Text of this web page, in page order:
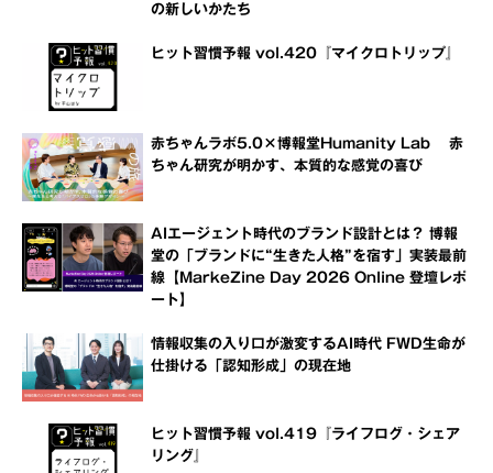
の新しいかたち
ヒット習慣予報 vol.420『マイクロトリップ』
赤ちゃんラボ5.0×博報堂Humanity Lab 赤
ちゃん研究が明かす、本質的な感覚の喜び
AIエージェント時代のブランド設計とは？ 博報
堂の「ブランドに“生きた人格”を宿す」実装最前
線【MarkeZine Day 2026 Online 登壇レポ
ート】
情報収集の入り口が激変するAI時代 FWD生命が
仕掛ける「認知形成」の現在地
ヒット習慣予報 vol.419『ライフログ・シェア
リング』